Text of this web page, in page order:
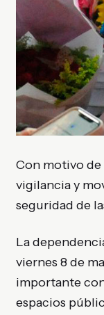
Con motivo de
vigilancia y
seguridad de
La
viernes 8 de
importante
espacios